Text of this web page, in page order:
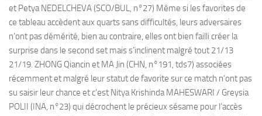
et Petya NEDELCHEVA (SCO/BUL, n°27) Même si les favorites de
ce tableau accèdent aux quarts sans difficultés, leurs adversaires
n’ont pas démérité, bien au contraire, elles ont bien failli créer la
surprise dans le second set mais s’inclinent malgré tout 21/13
21/19. ZHONG Qiancin et MA Jin (CHN, n°191, tds7) associées
récemment et malgré leur statut de favorite sur ce match n’ont pas
su saisir leur chance et c’est Nitya Krishinda MAHESWARI / Greysia
POLII (INA, n°23) qui décrochent le précieux sésame pour l’accès